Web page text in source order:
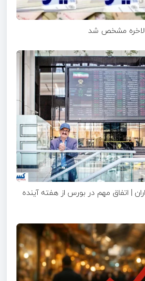
مشخص شد
| اتفاق مهم در بورس از هفته آینده